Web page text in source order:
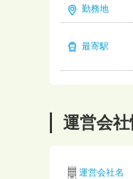
勤務地
最寄駅
運営会社
運営会社名